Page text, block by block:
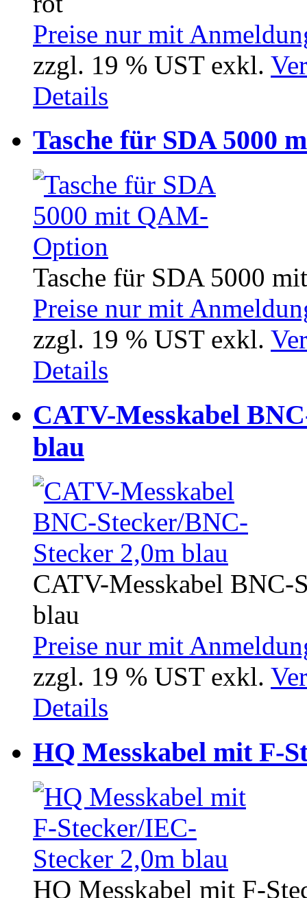
Preise nur mit
zzgl. 19 % UST exkl.
Details
Tasche für SDA 5000
Tasche für SDA 5000
Preise nur mit
zzgl. 19 % UST exkl.
Details
CATV-Messkabel
blau
CATV-Messkabel BNC-
blau
Preise nur mit
zzgl. 19 % UST exkl.
Details
HQ Messkabel mit F-
HQ Messkabel mit F-